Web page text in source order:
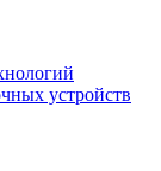
устройств